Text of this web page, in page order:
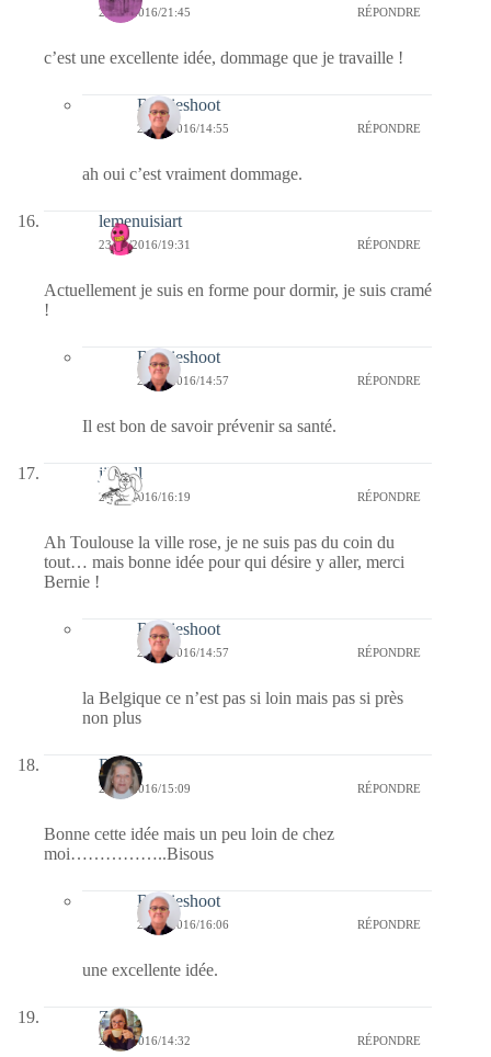
23/01/2016/21:45 RÉPONDRE
c’est une excellente idée, dommage que je travaille !
Bernieshoot
24/01/2016/14:55 RÉPONDRE
ah oui c’est vraiment dommage.
lemenuisiart
23/01/2016/19:31 RÉPONDRE
Actuellement je suis en forme pour dormir, je suis cramé
!
Bernieshoot
24/01/2016/14:57 RÉPONDRE
Il est bon de savoir prévenir sa santé.
jill bill
23/01/2016/16:19 RÉPONDRE
Ah Toulouse la ville rose, je ne suis pas du coin du
tout… mais bonne idée pour qui désire y aller, merci
Bernie !
Bernieshoot
24/01/2016/14:57 RÉPONDRE
la Belgique ce n’est pas si loin mais pas si près
non plus
Renee
23/01/2016/15:09 RÉPONDRE
Bonne cette idée mais un peu loin de chez
moi……………..Bisous
Bernieshoot
24/01/2016/16:06 RÉPONDRE
une excellente idée.
Zoé
23/01/2016/14:32 RÉPONDRE